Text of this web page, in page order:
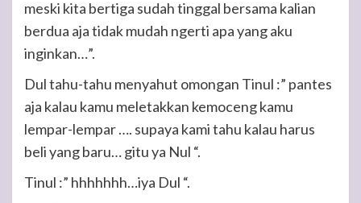
meski kita bertiga sudah tinggal bersama kalian
berdua aja tidak mudah ngerti apa yang aku
inginkan…”.
Dul tahu-tahu menyahut omongan Tinul :” pantes
aja kalau kamu meletakkan kemoceng kamu
lempar-lempar …. supaya kami tahu kalau harus
beli yang baru… gitu ya Nul “.
Tinul :” hhhhhhh…iya Dul “.